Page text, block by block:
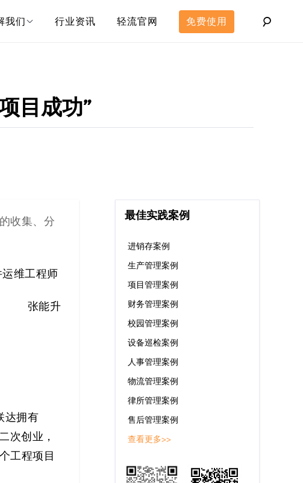
我们 行业资讯 轻流官网 免费使用
目成功”
收集、分
维工程师
张能升
达拥有
次创业，
工程项目
最佳实践案例
进销存案例
生产管理案例
项目管理案例
财务管理案例
校园管理案例
设备巡检案例
人事管理案例
物流管理案例
律所管理案例
售后管理案例
查看更多>>